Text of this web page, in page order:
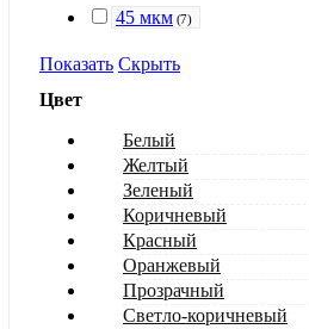
45 мкм (7)
Показать Скрыть
Цвет
Белый
Желтый
Зеленый
Коричневый
Красный
Оранжевый
Прозрачный
Светло-коричневый